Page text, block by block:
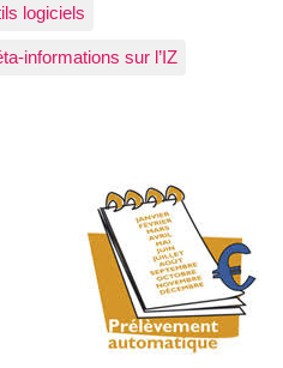
logiciels
informations sur l’IZ